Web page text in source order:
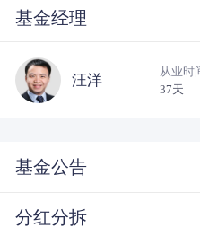
基金经理
汪洋
从业时
37天
基金公告
分红分拆